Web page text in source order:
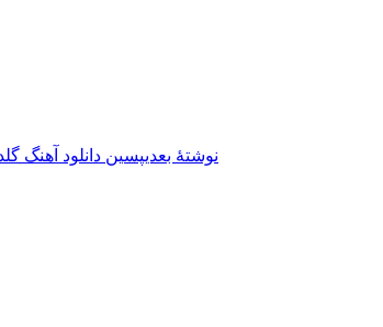
نوشته‌ٔ بعدیپسین دانلود آهنگ